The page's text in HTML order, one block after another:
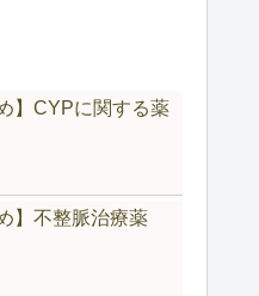
】CYPに関する薬
】不整脈治療薬